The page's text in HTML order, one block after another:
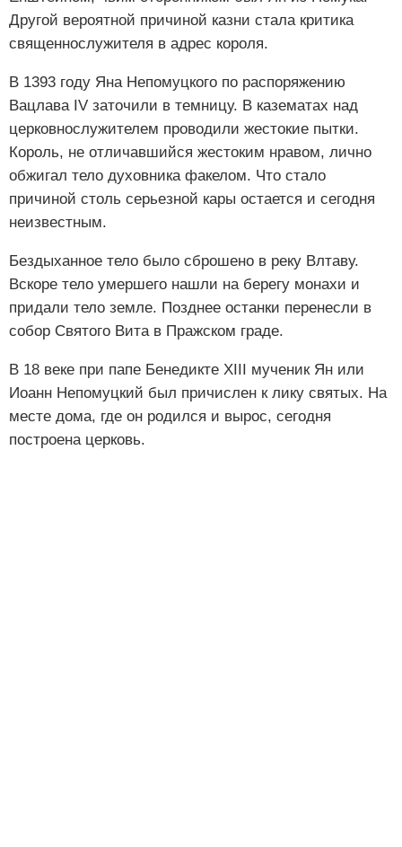
Другой вероятной причиной казни стала критика
священнослужителя в адрес короля.
В 1393 году Яна Непомуцкого по распоряжению
Вацлава IV заточили в темницу. В казематах над
церковнослужителем проводили жестокие пытки.
Король, не отличавшийся жестоким нравом, лично
обжигал тело духовника факелом. Что стало
причиной столь серьезной кары остается и сегодня
неизвестным.
Бездыханное тело было сброшено в реку Влтаву.
Вскоре тело умершего нашли на берегу монахи и
придали тело земле. Позднее останки перенесли в
собор Святого Вита в Пражском граде.
В 18 веке при папе Бенедикте XIII мученик Ян или
Иоанн Непомуцкий был причислен к лику святых. На
месте дома, где он родился и вырос, сегодня
построена церковь.